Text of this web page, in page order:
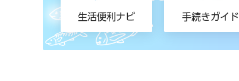
生活便利ナビ 手続きガイド